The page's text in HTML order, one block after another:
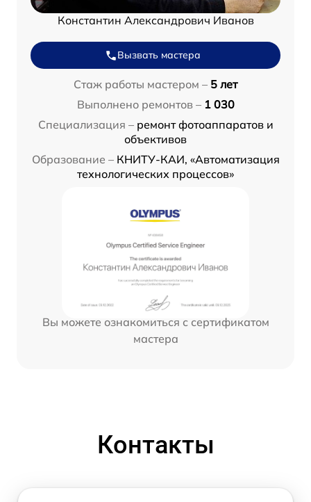
Константин Александрович Иванов
Вызвать мастера
Стаж работы мастером – 5 лет
Выполнено ремонтов – 1 030
Специализация – ремонт фотоаппаратов и
объективов
Образование – КНИТУ-КАИ, «Автоматизация
технологических процессов»
Вы можете ознакомиться с сертификатом
мастера
Контакты